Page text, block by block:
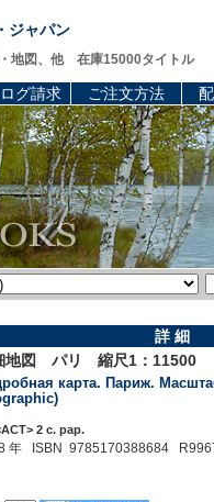
ジャパン
地図、他 在庫15000タイトル
グ請求 ご注文方法
詳 細
地図 パリ 縮尺1：11500
карта. Париж.
2 c. pap.
年 ISBN 9785170388684